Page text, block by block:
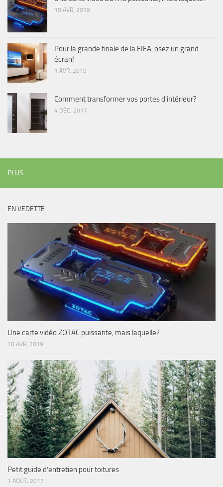
10 AVR, 2019
Pour la grande finale de la FIFA, osez un grand
écran!
1 AVR, 2019
Comment transformer vos portes d’intérieur?
4 DÉC, 2017
PLUS
EN VEDETTE
Une carte vidéo ZOTAC puissante, mais laquelle?
10 AVR, 2019
Petit guide d’entretien pour toitures
1 AOÛT, 2017